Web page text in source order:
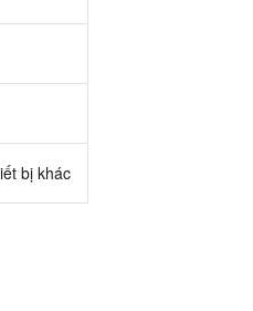
bị khác